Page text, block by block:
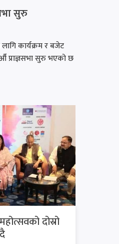
सुरु
कार्यक्रम र बजेट
औँ प्राज्ञसभा सुरु भएको छ
दोस्रो